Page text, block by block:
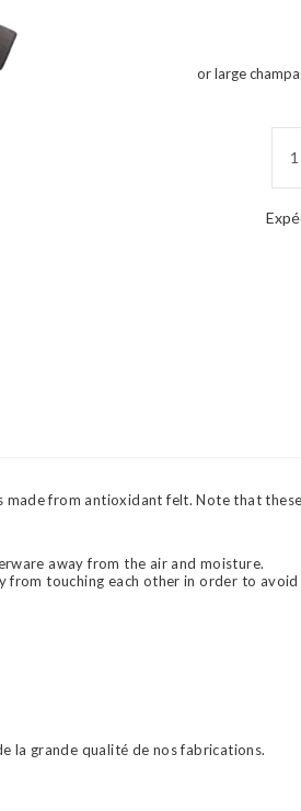
or large
from antioxidant felt. Note that
away from the air and moisture.
touching each other in order to
la grande qualité de nos fabrications.